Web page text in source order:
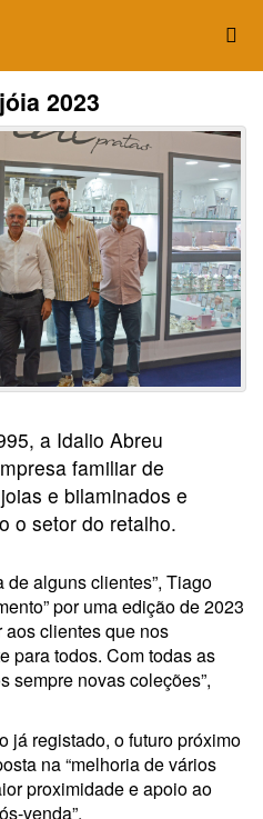
2023
a Idalio Abreu
familiar de
e bilaminados e
o setor do retalho.
de alguns clientes”, Tiago
por uma edição de 2023
aos clientes que nos
para todos. Com todas as
sempre novas coleções”,
já registado, o futuro próximo
na “melhoria de vários
proximidade e apoio ao
venda”.